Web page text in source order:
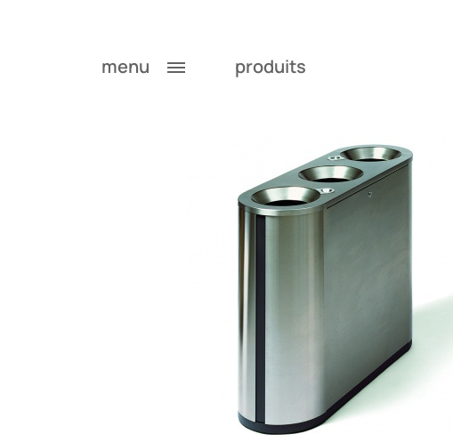
menu produits